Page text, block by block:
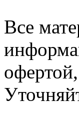
Все